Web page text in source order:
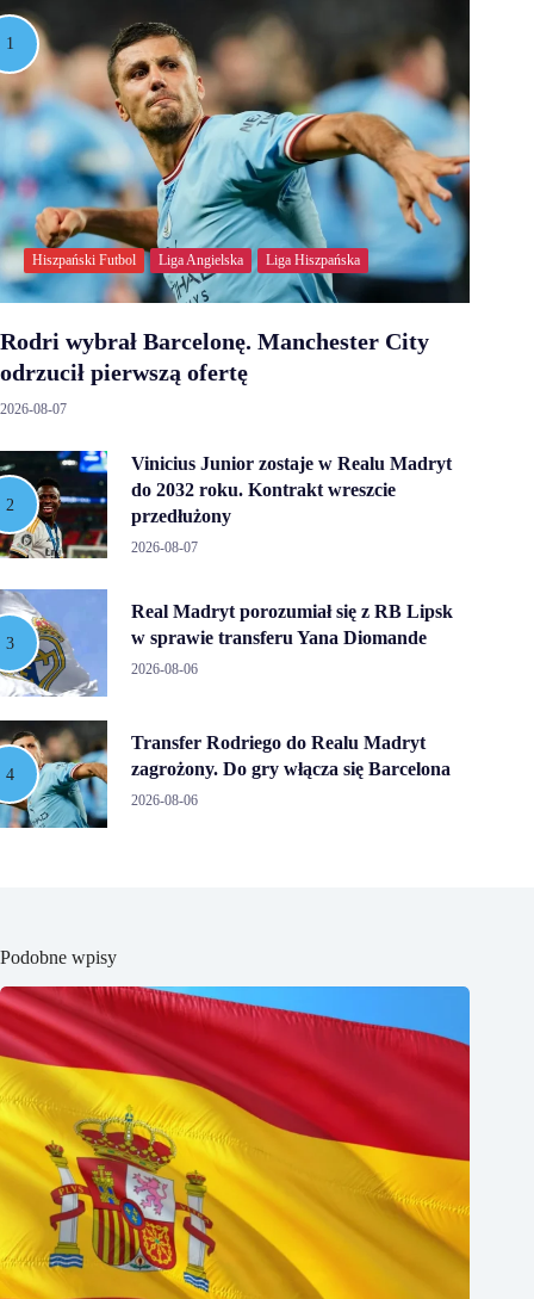
Hiszpański Futbol Liga Angielska Liga Hiszpańska
Rodri wybrał Barcelonę. Manchester City
odrzucił pierwszą ofertę
2026-08-07
Vinicius Junior zostaje w Realu Madryt
do 2032 roku. Kontrakt wreszcie
przedłużony
2026-08-07
Real Madryt porozumiał się z RB Lipsk
w sprawie transferu Yana Diomande
2026-08-06
Transfer Rodriego do Realu Madryt
zagrożony. Do gry włącza się Barcelona
2026-08-06
Podobne wpisy